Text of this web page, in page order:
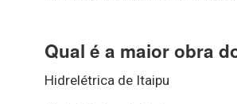
Qual é a maior obra
Hidrelétrica de Itaipu